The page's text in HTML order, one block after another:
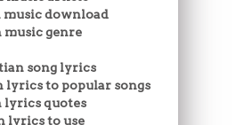
download
genre
song lyrics
lyrics to popular songs
quotes
lyrics to use